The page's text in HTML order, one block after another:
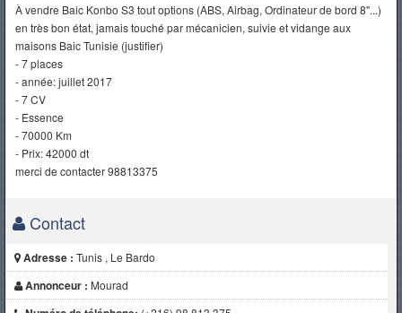
À vendre Baic Konbo S3 tout options (ABS, Airbag, Ordinateur de bord 8"...)
en très bon état, jamais touché par mécanicien, suivie et vidange aux
maisons Baic Tunisie (justifier)
- 7 places
- année: juillet 2017
- 7 CV
- Essence
- 70000 Km
- Prix: 42000 dt
merci de contacter 98813375
Contact
Adresse : Tunis , Le Bardo
Annonceur : Mourad